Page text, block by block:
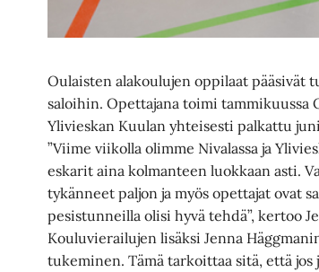
Oulaisten alakoulujen oppilaat pääsivät
saloihin. Opettajana toimi tammikuussa
Ylivieskan Kuulan yhteisesti palkattu
”Viime viikolla olimme Nivalassa ja
eskarit aina kolmanteen luokkaan asti.
tykänneet paljon ja myös opettajat ovat
pesistunneilla olisi hyvä tehdä”, kertoo
Kouluvierailujen lisäksi Jenna
tukeminen. Tämä tarkoittaa sitä, että